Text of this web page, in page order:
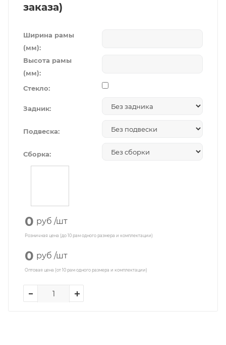
заказа)
Ширина рамы
(мм):
Высота рамы
(мм):
Стекло:
Задник:
Подвеска:
Сборка:
0 руб /шт
Розничная цена (до 10 рам одного размера и комплектации)
0 руб /шт
Оптовая цена (от 10 рам одного размера и комплектации)